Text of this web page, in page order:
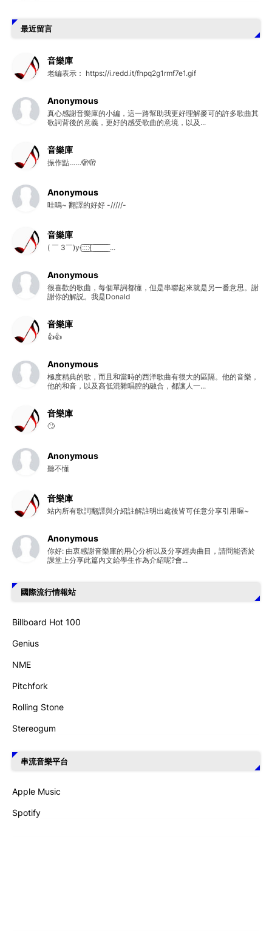
最近留言
音樂庫
老編表示： https://i.redd.it/fhpq2g1rmf7e1.gif
Anonymous
真心感謝音樂庫的小編，這一路幫助我更好理解麥可的許多歌曲其
歌詞背後的意義，更好的感受歌曲的意境，以及...
音樂庫
振作點……🫣🫣
Anonymous
哇嗚~ 翻譯的好好 -/////-
音樂庫
( ￣ 3￣)y{:̲̅:̲̅:̲̅:̲̅{ ̲̅ ̲̅ ̲̅ ̲̅ ̲̅ ̲̅ ̲̅ ̲̅ ̲̅ ...
Anonymous
很喜歡的歌曲，每個單詞都懂，但是串聯起來就是另一番意思。謝
謝你的解説。我是Donald
音樂庫
👍👍
Anonymous
極度精典的歌，而且和當時的西洋歌曲有很大的區隔。他的音樂，
他的和音，以及高低混雜唱腔的融合，都讓人一...
音樂庫
🙄
Anonymous
聽不懂
音樂庫
站內所有歌詞翻譯與介紹註解註明出處後皆可任意分享引用喔~
Anonymous
你好: 由衷感謝音樂庫的用心分析以及分享經典曲目，請問能否於
課堂上分享此篇內文給學生作為介紹呢?會...
國際流行情報站
Billboard Hot 100
Genius
NME
Pitchfork
Rolling Stone
Stereogum
串流音樂平台
Apple Music
Spotify